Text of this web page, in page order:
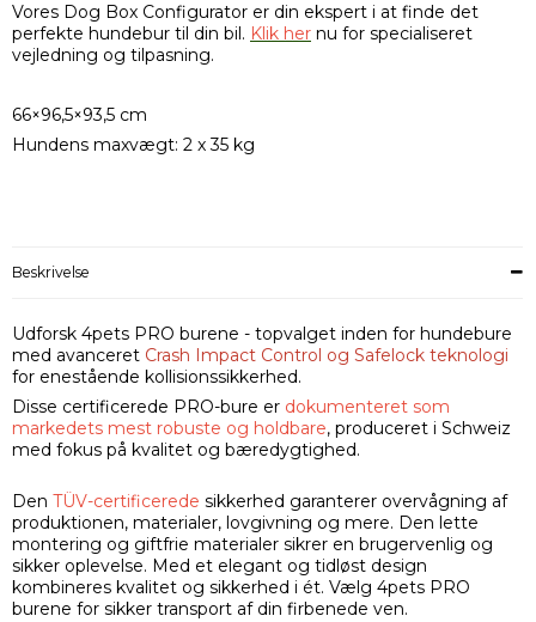
Vores Dog Box Configurator er din ekspert i at finde det
perfekte hundebur til din bil. Klik her nu for specialiseret
vejledning og tilpasning.
66×96,5×93,5 cm
Hundens maxvægt: 2 x 35 kg
Beskrivelse
Udforsk 4pets PRO burene - topvalget inden for hundebure
med avanceret Crash Impact Control og Safelock teknologi
for enestående kollisionssikkerhed.
Disse certificerede PRO-bure er dokumenteret som
markedets mest robuste og holdbare, produceret i Schweiz
med fokus på kvalitet og bæredygtighed.
Den TÜV-certificerede sikkerhed garanterer overvågning af
produktionen, materialer, lovgivning og mere. Den lette
montering og giftfrie materialer sikrer en brugervenlig og
sikker oplevelse. Med et elegant og tidløst design
kombineres kvalitet og sikkerhed i ét. Vælg 4pets PRO
burene for sikker transport af din firbenede ven.